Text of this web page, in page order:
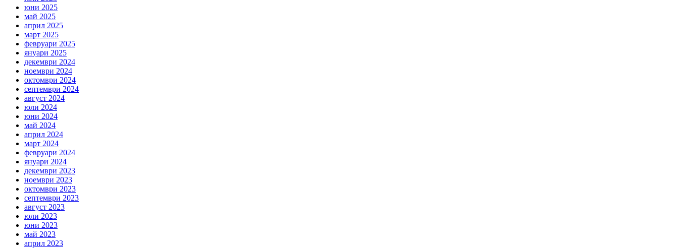
юни 2025
май 2025
април 2025
март 2025
февруари 2025
януари 2025
декември 2024
ноември 2024
октомври 2024
септември 2024
август 2024
юли 2024
юни 2024
май 2024
април 2024
март 2024
февруари 2024
януари 2024
декември 2023
ноември 2023
октомври 2023
септември 2023
август 2023
юли 2023
юни 2023
май 2023
април 2023